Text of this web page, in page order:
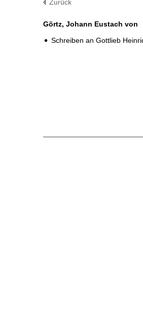
Zurück
Görtz, Johann Eustach von
Schreiben an Gottlieb